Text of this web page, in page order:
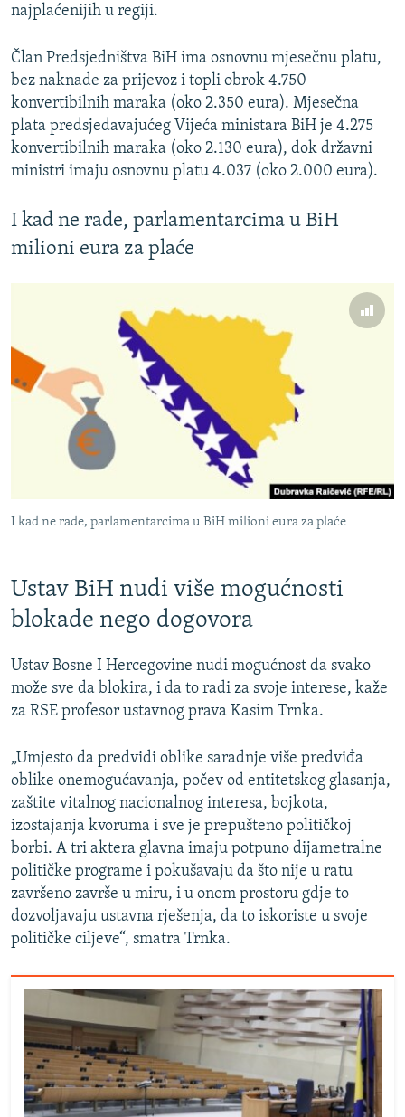
najplaćenijih u regiji.
Član Predsjedništva BiH ima osnovnu mjesečnu platu,
bez naknade za prijevoz i topli obrok 4.750
konvertibilnih maraka (oko 2.350 eura). Mjesečna
plata predsjedavajućeg Vijeća ministara BiH je 4.275
konvertibilnih maraka (oko 2.130 eura), dok državni
ministri imaju osnovnu platu 4.037 (oko 2.000 eura).
I kad ne rade, parlamentarcima u BiH
milioni eura za plaće
I kad ne rade, parlamentarcima u BiH milioni eura za plaće
Ustav BiH nudi više mogućnosti
blokade nego dogovora
Ustav Bosne I Hercegovine nudi mogućnost da svako
može sve da blokira, i da to radi za svoje interese, kaže
za RSE profesor ustavnog prava Kasim Trnka.
„Umjesto da predvidi oblike saradnje više predviđa
oblike onemogućavanja, počev od entitetskog glasanja,
zaštite vitalnog nacionalnog interesa, bojkota,
izostajanja kvoruma i sve je prepušteno političkoj
borbi. A tri aktera glavna imaju potpuno dijametralne
političke programe i pokušavaju da što nije u ratu
završeno završe u miru, i u onom prostoru gdje to
dozvoljavaju ustavna rješenja, da to iskoriste u svoje
političke ciljeve“, smatra Trnka.